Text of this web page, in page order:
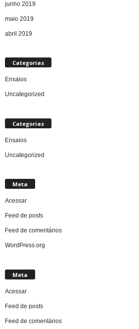
junho 2019
maio 2019
abril 2019
Categorias
Ensaios
Uncategorized
Categorias
Ensaios
Uncategorized
Meta
Acessar
Feed de posts
Feed de comentários
WordPress.org
Meta
Acessar
Feed de posts
Feed de comentários